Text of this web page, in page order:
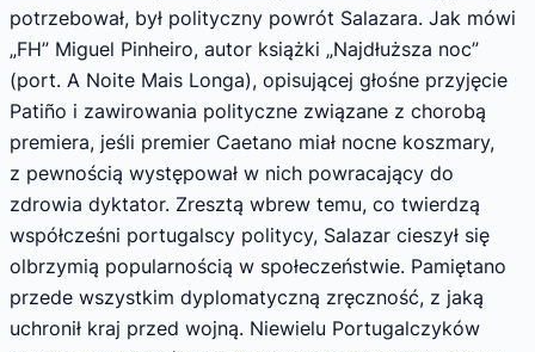
potrzebował, był polityczny powrót Salazara. Jak mówi
„FH” Miguel Pinheiro, autor książki „Najdłuższa noc”
(port. A Noite Mais Longa), opisującej głośne przyjęcie
Patiño i zawirowania polityczne związane z chorobą
premiera, jeśli premier Caetano miał nocne koszmary,
z pewnością występował w nich powracający do
zdrowia dyktator. Zresztą wbrew temu, co twierdzą
współcześni portugalscy politycy, Salazar cieszył się
olbrzymią popularnością w społeczeństwie. Pamiętano
przede wszystkim dyplomatyczną zręczność, z jaką
uchronił kraj przed wojną. Niewielu Portugalczyków